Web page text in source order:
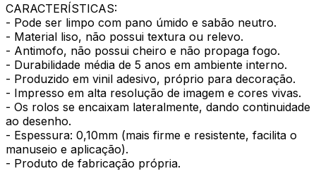
CARACTERÍSTICAS:
- Pode ser limpo com pano úmido e sabão neutro.
- Material liso, não possui textura ou relevo.
- Antimofo, não possui cheiro e não propaga fogo.
- Durabilidade média de 5 anos em ambiente interno.
- Produzido em vinil adesivo, próprio para decoração.
- Impresso em alta resolução de imagem e cores vivas.
- Os rolos se encaixam lateralmente, dando continuidade
ao desenho.
- Espessura: 0,10mm (mais firme e resistente, facilita o
manuseio e aplicação).
- Produto de fabricação própria.